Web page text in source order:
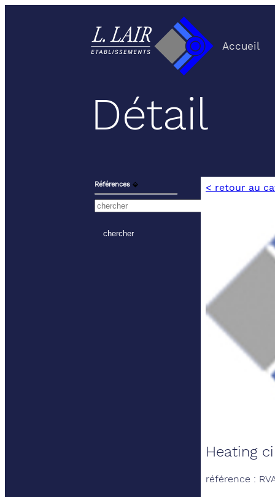
Accueil
Détail
Références ⬙ < retour au
Heating
référence :